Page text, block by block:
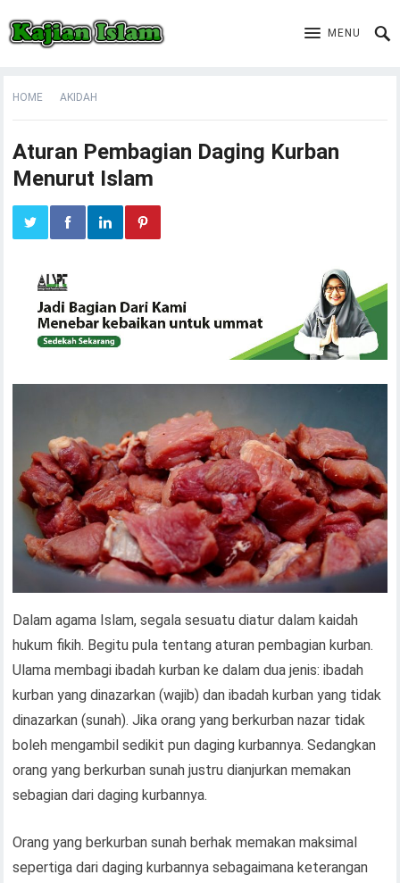
MENU
HOME AKIDAH
Aturan Pembagian Daging Kurban
Menurut Islam
Dalam agama Islam, segala sesuatu diatur dalam kaidah
hukum fikih. Begitu pula tentang aturan pembagian kurban.
Ulama membagi ibadah kurban ke dalam dua jenis: ibadah
kurban yang dinazarkan (wajib) dan ibadah kurban yang tidak
dinazarkan (sunah). Jika orang yang berkurban nazar tidak
boleh mengambil sedikit pun daging kurbannya. Sedangkan
orang yang berkurban sunah justru dianjurkan memakan
sebagian dari daging kurbannya.
Orang yang berkurban sunah berhak memakan maksimal
sepertiga dari daging kurbannya sebagaimana keterangan